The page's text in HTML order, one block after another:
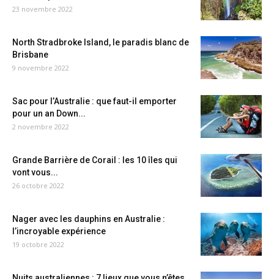
23 novembre 2022
North Stradbroke Island, le paradis blanc de
Brisbane
9 novembre 2022
Sac pour l’Australie : que faut-il emporter
pour un an Down...
2 novembre 2022
Grande Barrière de Corail : les 10 îles qui
vont vous...
26 octobre 2022
Nager avec les dauphins en Australie :
l’incroyable expérience
19 octobre 2022